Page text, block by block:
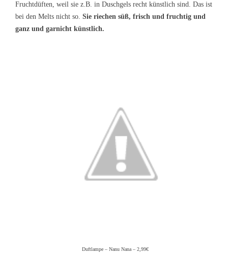
Fruchtdüften, weil sie z.B. in Duschgels recht künstlich sind. Das ist
bei den Melts nicht so. Sie riechen süß, frisch und fruchtig und
ganz und garnicht künstlich.
Duftlampe – Nanu Nana – 2,99€